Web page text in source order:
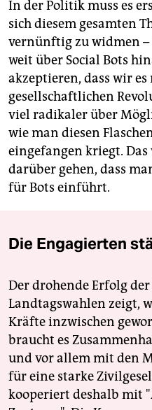
In der Politik muss es
sich diesem gesamten
vernünftig zu widmen
weit über Social Bots
akzeptieren, dass wir
gesellschaftlichen
viel radikaler über
wie man diesen
eingefangen kriegt.
darüber gehen, dass
für Bots einführt.
Die Engagierten
Der drohende Erfolg
Landtagswahlen zeigt,
Kräfte inzwischen
braucht es
und vor allem mit den
für eine starke
kooperiert deshalb mit